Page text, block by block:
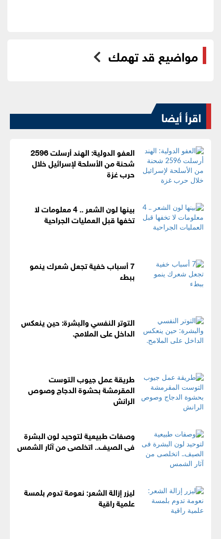
مواضيع قد تهمك
اقرأ أيضا
العفو الدولية: الهند أرسلت 2596
شحنة من الأسلحة لإسرائيل خلال
حرب غزة
بينها لون الشعر .. 4 معلومات لا
تخفها قبل العمليات الجراحية
7 أسباب خفية تجعل شعرك ينمو
ببطء
التوتر النفسي والبشرة: حين ينعكس
الداخل على الملامح.
طريقة عمل جيوب التوست
المقرمشة بحشوة الدجاج وصوص
الرانش
وصفات طبيعية لتوحيد لون البشرة
فى الصيف.. اتخلصى من آثار الشمس
ليزر إزالة الشعر: نعومة تدوم بلمسة
علمية راقية